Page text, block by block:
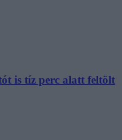
is tíz perc alatt feltölt